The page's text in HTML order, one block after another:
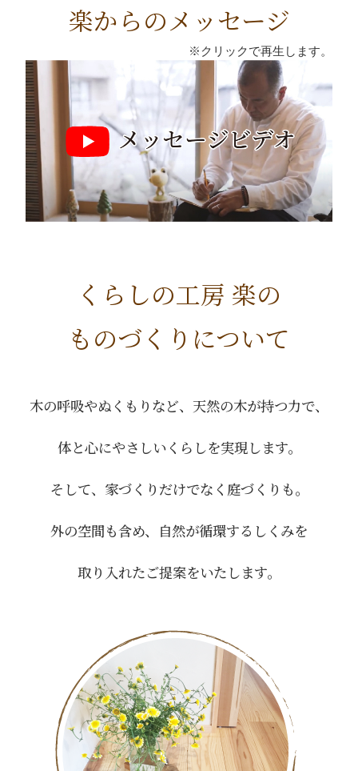
楽からのメッセージ
※クリックで再生します。
くらしの工房 楽の
ものづくりについて
木の呼吸やぬくもりなど、天然の木が持つ力で、
体と心にやさしいくらしを実現します。
そして、家づくりだけでなく庭づくりも。
外の空間も含め、自然が循環するしくみを
取り入れたご提案をいたします。